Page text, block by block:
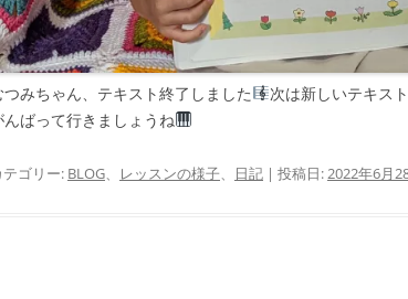
つみちゃん、テキスト終了しました 次は新しいテキスト
んばって行きましょうね
テゴリー: BLOG、 レッスンの様子、 日記 | 投稿日:2022年6月